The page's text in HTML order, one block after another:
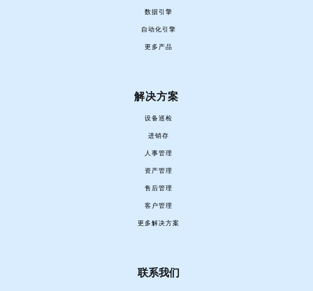
数据引擎
自动化引擎
更多产品
解决方案
设备巡检
进销存
人事管理
资产管理
售后管理
客户管理
更多解决方案
联系我们